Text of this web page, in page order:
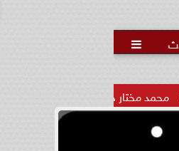

بدل البطالة يجب ألا يتحول لمنحة